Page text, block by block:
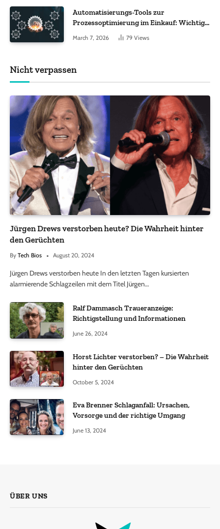
Automatisierungs-Tools zur
Prozessoptimierung im Einkauf: Wichtige
Funktionen, auf die Sie achten sollten
March 7, 2026 79 Views
Nicht verpassen
Jürgen Drews verstorben heute? Die Wahrheit hinter
den Gerüchten
By Tech Bios August 20, 2024
Jürgen Drews verstorben heute In den letzten Tagen kursierten
alarmierende Schlagzeilen mit dem Titel Jürgen…
Ralf Dammasch Traueranzeige:
Richtigstellung und Informationen
June 26, 2024
Horst Lichter verstorben? – Die Wahrheit
hinter den Gerüchten
October 5, 2024
Eva Brenner Schlaganfall: Ursachen,
Vorsorge und der richtige Umgang
June 13, 2024
ÜBER UNS